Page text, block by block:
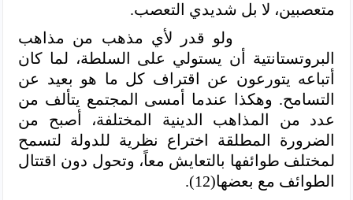
متعصبين، لا بل شديدي التعصب.
ولو قدر لأي مذهب من مذاهب
البروتستانتية أن يستولي على السلطة، لما كان
أتباعه يتورعون عن اقتراف كل ما هو بعيد عن
التسامح. وهكذا عندما أمسى المجتمع يتألف من
عدد من المذاهب الدينية المختلفة، أصبح من
الضرورة المطلقة اختراع نظرية للدولة لتسمح
لمختلف طوائفها بالتعايش معاً، وتحول دون اقتتال
الطوائف مع بعضها(12).